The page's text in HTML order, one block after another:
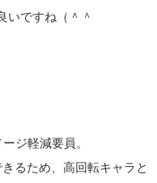
いですね（＾＾
ジ軽減要員。
るため、高回転キャラと